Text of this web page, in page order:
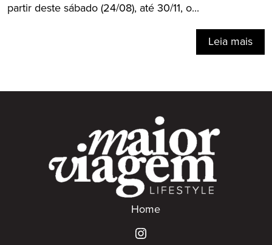
partir deste sábado (24/08), até 30/11, o...
Leia mais
Home